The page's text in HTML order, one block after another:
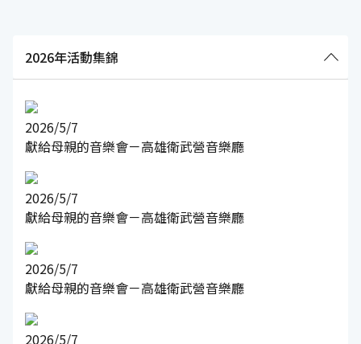
2026年活動集錦
2026/5/7
獻給母親的音樂會－高雄衛武營音樂廳
2026/5/7
獻給母親的音樂會－高雄衛武營音樂廳
2026/5/7
獻給母親的音樂會－高雄衛武營音樂廳
2026/5/7